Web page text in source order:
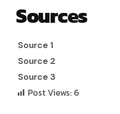
Sources
Source 1
Source 2
Source 3
Post Views: 6